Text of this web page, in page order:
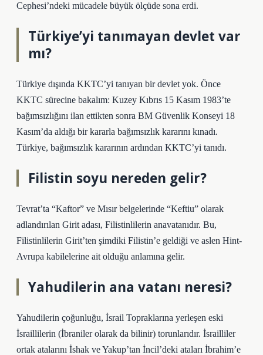
Cephesi’ndeki mücadele büyük ölçüde sona erdi.
Türkiye’yi tanımayan devlet var
mı?
Türkiye dışında KKTC’yi tanıyan bir devlet yok. Önce
KKTC sürecine bakalım: Kuzey Kıbrıs 15 Kasım 1983’te
bağımsızlığını ilan ettikten sonra BM Güvenlik Konseyi 18
Kasım’da aldığı bir kararla bağımsızlık kararını kınadı.
Türkiye, bağımsızlık kararının ardından KKTC’yi tanıdı.
Filistin soyu nereden gelir?
Tevrat’ta “Kaftor” ve Mısır belgelerinde “Keftiu” olarak
adlandırılan Girit adası, Filistinlilerin anavatanıdır. Bu,
Filistinlilerin Girit’ten şimdiki Filistin’e geldiği ve aslen Hint-
Avrupa kabilelerine ait olduğu anlamına gelir.
Yahudilerin ana vatanı neresi?
Yahudilerin çoğunluğu, İsrail Topraklarına yerleşen eski
İsraillilerin (İbraniler olarak da bilinir) torunlarıdır. İsrailliler
ortak atalarını İshak ve Yakup’tan İncil’deki ataları İbrahim’e